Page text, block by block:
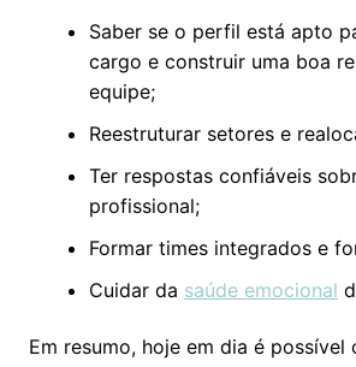
Saber se o perfil está apto
cargo e construir uma boa
equipe;
Reestruturar setores e
Ter respostas confiáveis
profissional;
Formar times integrados e
Cuidar da saúde emocional
Em resumo, hoje em dia é possível